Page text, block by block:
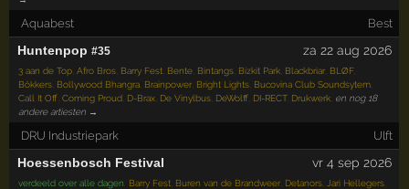
Aquabest Best
Huntenpop #35 za 22 aug 2026
3 aan de Top ,Afro Bros Barry Fest Bente Bintangs Bizkit Park Blackbriar BLØF,
Bökkers Bollywood Bhangra Brainpower Bright Lights Bucovina Club Soundsytem
Call It Off ,Coming Proud D-Brax De Vinylbus DeWolff DI-RECT, Drukwerk en nog 18
andere artiesten →
DRU Industriepark Ulft
Hoessenbosch Festival vr 4 sep 2026
verdeeld over alle dagen Barry Fest Buren van de Brandweer Detanors Jari Hellegers